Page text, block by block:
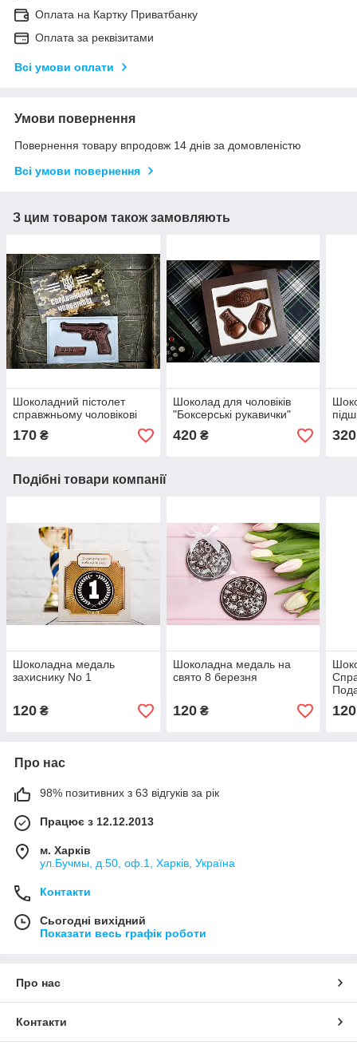
Оплата на Картку Приватбанку
Оплата за реквізитами
Всі умови оплати
Умови повернення
Повернення товару впродовж 14 днів за домовленістю
Всі умови повернення
З цим товаром також замовляють
Шоколадний пістолет
справжньому чоловікові
170 ₴
Шоколад для чоловіків
"Боксерські рукавички"
420₴ 320
Подібні товари компанії
Шоколадна медаль
захиснику No 1
120 ₴
Шоколадна медаль на
свято 8 березня
120₴ 120
Про нас
98% позитивних з 63 відгуків за рік
Працює з 12.12.2013
м. Харків
ул.Бучмы, д.50, оф.1, Харків, Україна
Контакти
Сьогодні вихідний
Показати весь графік роботи
Про нас
Контакти